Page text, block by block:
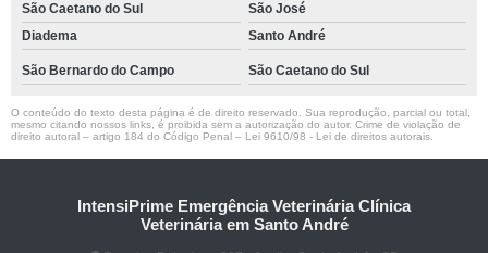
São Caetano do Sul
São José
Diadema
Santo André
São Bernardo do Campo São Caetano do Sul
O conteúdo do texto desta página é de direito reservado. Sua reprodução, parcial ou total,
mesmo citando nossos links, é proibida sem a autorização do autor. Crime de violação de
direito autoral – artigo 184 do Código Penal – Lei 9610/98 - Lei de direitos autorais
IntensiPrime Emergência Veterinária Clínica
Veterinária em Santo André